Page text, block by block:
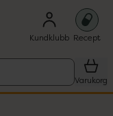
Kundklubb Recept
Varukorg